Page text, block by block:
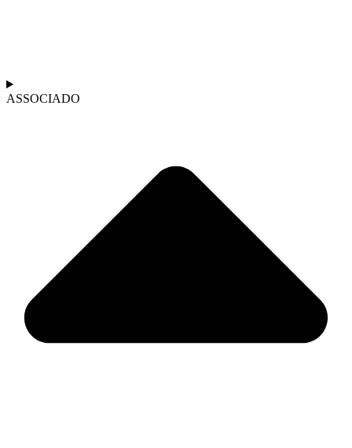
ASSOCIADO